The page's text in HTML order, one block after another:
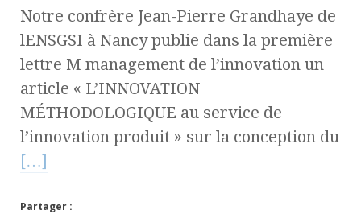
Notre confrère Jean-Pierre Grandhaye de
lENSGSI à Nancy publie dans la première
lettre M management de l’innovation un
article « L’INNOVATION
MÉTHODOLOGIQUE au service de
l’innovation produit » sur la conception du
[…]
Partager :